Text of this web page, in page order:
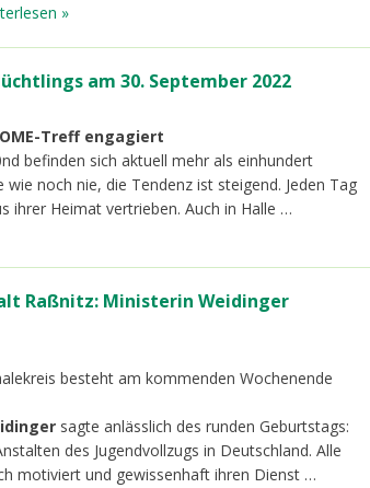
»
am 30. September 2022
Treff engagiert
befinden sich aktuell mehr als einhundert
noch nie, die Tendenz ist steigend. Jeden Tag
ihrer Heimat vertrieben. Auch in Halle …
Raßnitz: Ministerin Weidinger
besteht am kommenden Wochenende
sagte anlässlich des runden Geburtstags:
des Jugendvollzugs in Deutschland. Alle
motiviert und gewissenhaft ihren Dienst …